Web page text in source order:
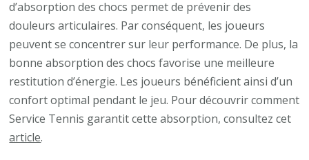
d’absorption des chocs permet de prévenir des
douleurs articulaires. Par conséquent, les joueurs
peuvent se concentrer sur leur performance. De plus, la
bonne absorption des chocs favorise une meilleure
restitution d’énergie. Les joueurs bénéficient ainsi d’un
confort optimal pendant le jeu. Pour découvrir comment
Service Tennis garantit cette absorption, consultez cet
article.